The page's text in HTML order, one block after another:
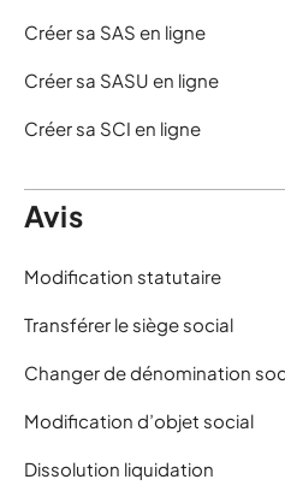
Créer sa SAS en ligne
Créer sa SASU en ligne
Créer sa SCI en ligne
Avis
Modification statutaire
Transférer le siège social
Changer de dénomination
Modification d’objet social
Dissolution liquidation